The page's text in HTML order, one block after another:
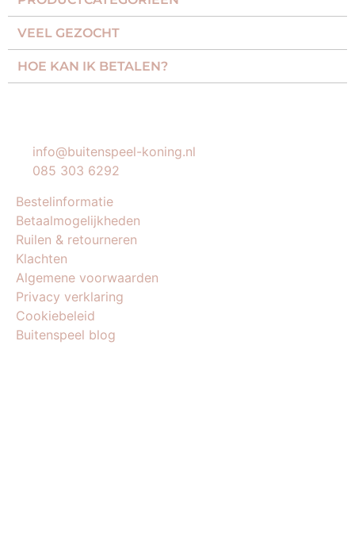
VEEL GEZOCHT​
HOE KAN IK BETALEN?
info@buitenspeel-koning.nl
085 303 6292
Bestelinformatie
Betaalmogelijkheden
Ruilen & retourneren
Klachten
Algemene voorwaarden
Privacy verklaring
Cookiebeleid
Buitenspeel blog